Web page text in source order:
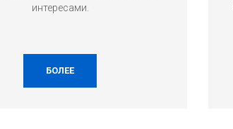
интересами.
БОЛЕЕ